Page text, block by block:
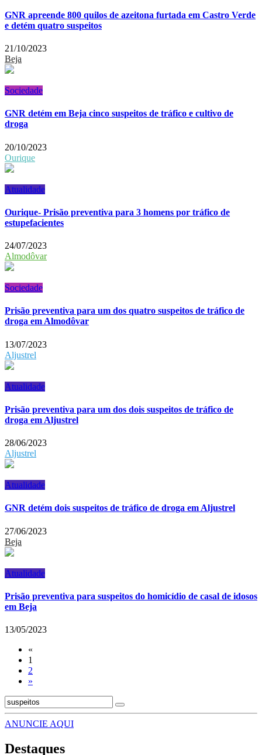
GNR apreende 800 quilos de azeitona furtada em Castro Verde
e detém quatro suspeitos
21/10/2023
Beja
Sociedade
GNR detém em Beja cinco suspeitos de tráfico e cultivo de
droga
20/10/2023
Ourique
Atualidade
Ourique- Prisão preventiva para 3 homens por tráfico de
estupefacientes
24/07/2023
Almodôvar
Sociedade
Prisão preventiva para um dos quatro suspeitos de tráfico de
droga em Almodôvar
13/07/2023
Aljustrel
Atualidade
Prisão preventiva para um dos dois suspeitos de tráfico de
droga em Aljustrel
28/06/2023
Aljustrel
Atualidade
GNR detém dois suspeitos de tráfico de droga em Aljustrel
27/06/2023
Beja
Atualidade
Prisão preventiva para suspeitos do homicídio de casal de idosos
em Beja
13/05/2023
«
1
2
»
ANUNCIE AQUI
Destaques